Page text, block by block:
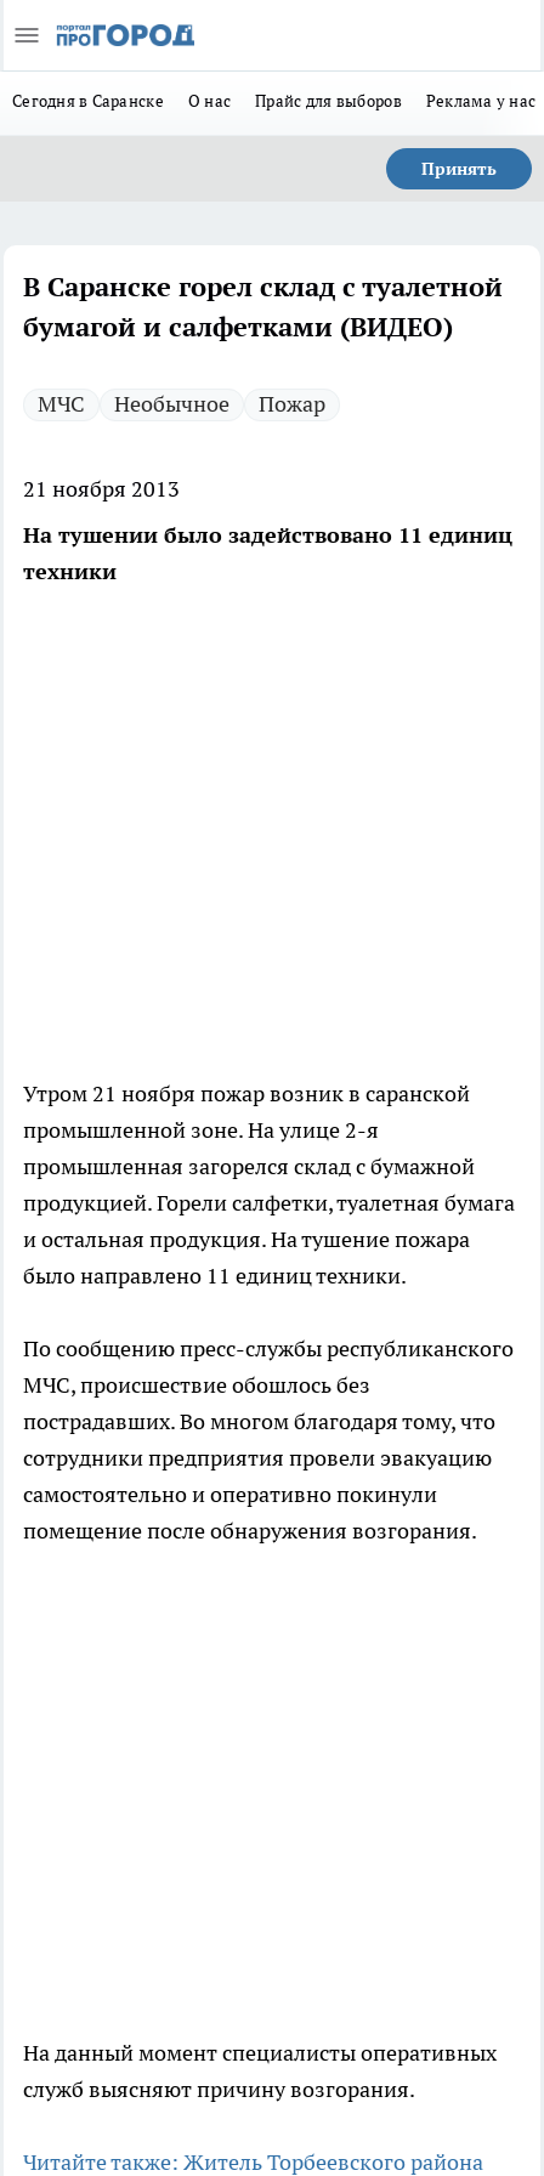
Сегодня в Саранске О нас Прайс для выборов Реклама у нас
Принять
В Саранске горел склад с туалетной
бумагой и салфетками (ВИДЕО)
МЧС Необычное Пожар
21 ноября 2013
На тушении было задействовано 11 единиц
техники
Утром 21 ноября пожар возник в саранской
промышленной зоне. На улице 2-я
промышленная загорелся склад с бумажной
продукцией. Горели салфетки, туалетная бумага
и остальная продукция. На тушение пожара
было направлено 11 единиц техники.
По сообщению пресс-службы республиканского
МЧС, происшествие обошлось без
пострадавших. Во многом благодаря тому, что
сотрудники предприятия провели эвакуацию
самостоятельно и оперативно покинули
помещение после обнаружения возгорания.
На данный момент специалисты оперативных
служб выясняют причину возгорания.
Читайте также: Житель Торбеевского района